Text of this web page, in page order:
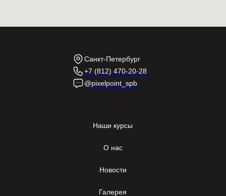
Санкт-Петербург
+7 (812) 470-20-28
@pixelpoint_spb
Наши курсы
О нас
Новости
Галерея